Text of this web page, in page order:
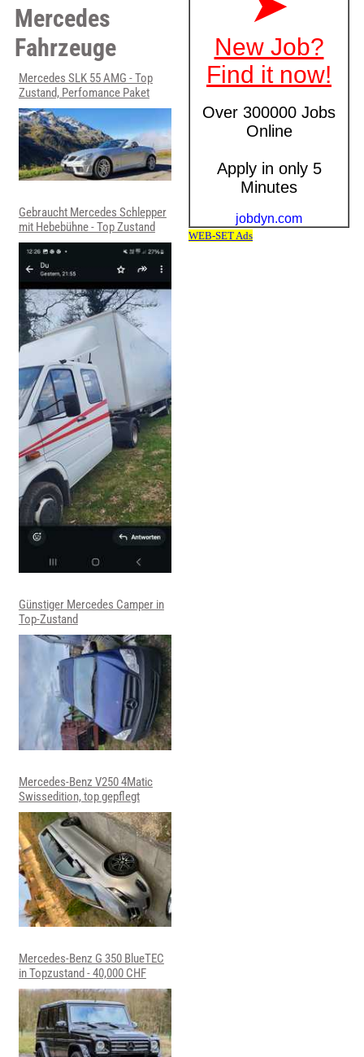
Mercedes
Fahrzeuge
Mercedes SLK 55 AMG - Top
Zustand, Perfomance Paket
Gebraucht Mercedes Schlepper
mit Hebebühne - Top Zustand
Günstiger Mercedes Camper in
Top-Zustand
Mercedes-Benz V250 4Matic
Swissedition, top gepflegt
Mercedes-Benz G 350 BlueTEC
in Topzustand - 40,000 CHF